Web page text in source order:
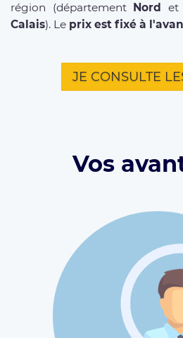
région (département
Nord et
Calais). Le prix est fixé à
JE CONSULTE
Vos